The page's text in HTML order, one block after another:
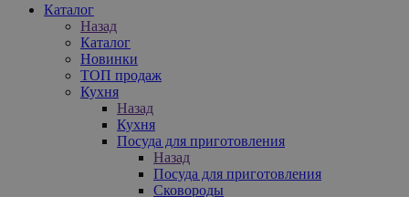
Каталог
Назад
Каталог
Новинки
ТОП продаж
Кухня
Назад
Кухня
Посуда для приготовления
Назад
Посуда для приготовления
Сковороды